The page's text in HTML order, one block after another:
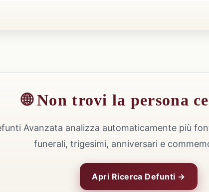
🌐 Non trovi la persona
Avanzata analizza automaticamente più
funerali, trigesimi, anniversari e
Apri Ricerca Defunti →